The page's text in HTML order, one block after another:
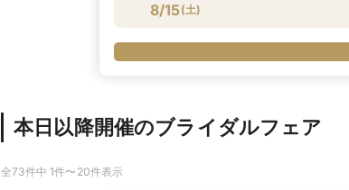
8/15(土)
本日以降開催のブライダルフェア
全73件中 1件〜20件表示